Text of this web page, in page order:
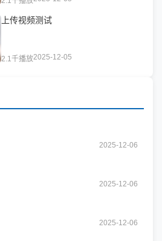
上传视频测试
2.1千播放2025-12-05
2025-12-06
2025-12-06
2025-12-06